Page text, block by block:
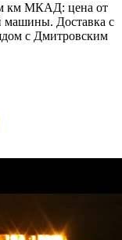
м км МКАД: цена от
машины. Доставка с
с Дмитровским